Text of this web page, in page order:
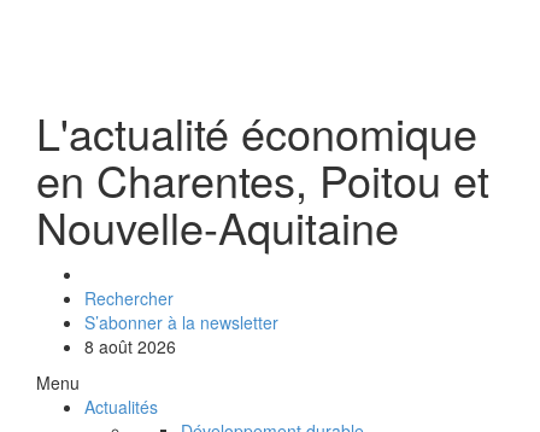
L'actualité économique
en Charentes, Poitou et
Nouvelle-Aquitaine
Rechercher
S’abonner à la newsletter
8 août 2026
Menu
Actualités